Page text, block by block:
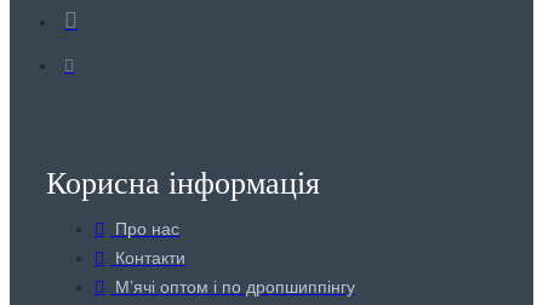
Корисна інформація
Про нас
Контакти
Мʼячі оптом і по дропшиппінгу